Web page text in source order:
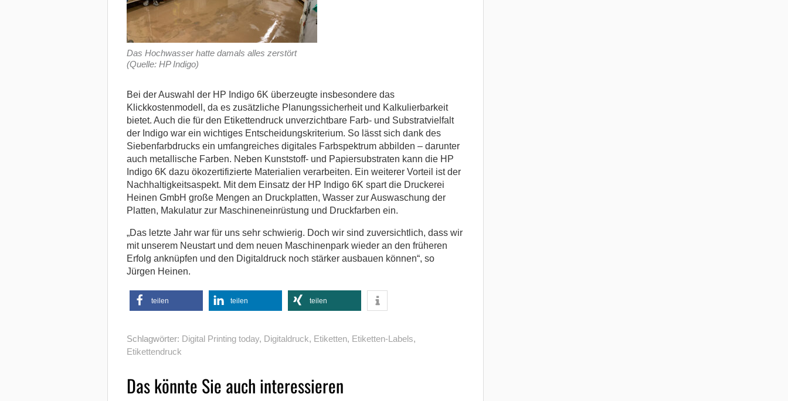
Das Hochwasser hatte damals alles zerstört
(Quelle: HP Indigo)
Bei der Auswahl der HP Indigo 6K überzeugte insbesondere das
Klickkostenmodell, da es zusätzliche Planungssicherheit und Kalkulierbarkeit
bietet. Auch die für den Etikettendruck unverzichtbare Farb- und Substratvielfalt
der Indigo war ein wichtiges Entscheidungskriterium. So lässt sich dank des
Siebenfarbdrucks ein umfangreiches digitales Farbspektrum abbilden – darunter
auch metallische Farben. Neben Kunststoff- und Papiersubstraten kann die HP
Indigo 6K dazu ökozertifizierte Materialien verarbeiten. Ein weiterer Vorteil ist der
Nachhaltigkeitsaspekt. Mit dem Einsatz der HP Indigo 6K spart die Druckerei
Heinen GmbH große Mengen an Druckplatten, Wasser zur Auswaschung der
Platten, Makulatur zur Maschineneinrüstung und Druckfarben ein.
„Das letzte Jahr war für uns sehr schwierig. Doch wir sind zuversichtlich, dass wir
mit unserem Neustart und dem neuen Maschinenpark wieder an den früheren
Erfolg anknüpfen und den Digitaldruck noch stärker ausbauen können“, so
Jürgen Heinen.
teilen teilen teilen
Schlagwörter: Digital Printing today, Digitaldruck, Etiketten, Etiketten-Labels,
Etikettendruck
Das könnte Sie auch interessieren